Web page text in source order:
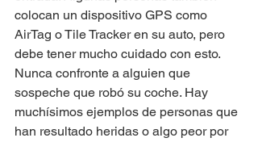
colocan un dispositivo GPS como
AirTag o Tile Tracker en su auto, pero
debe tener mucho cuidado con esto.
Nunca confronte a alguien que
sospeche que robó su coche. Hay
muchísimos ejemplos de personas que
han resultado heridas o algo peor por